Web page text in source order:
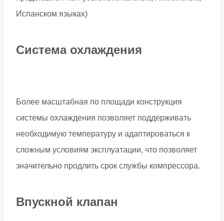
Испанском языках)
Система охлаждения
Более масштабная по площади конструкция
системы охлаждения позволяет поддерживать
необходимую температуру и адаптироваться к
сложным условиям эксплуатации, что позволяет
значительно продлить срок службы компрессора.
Впускной клапан